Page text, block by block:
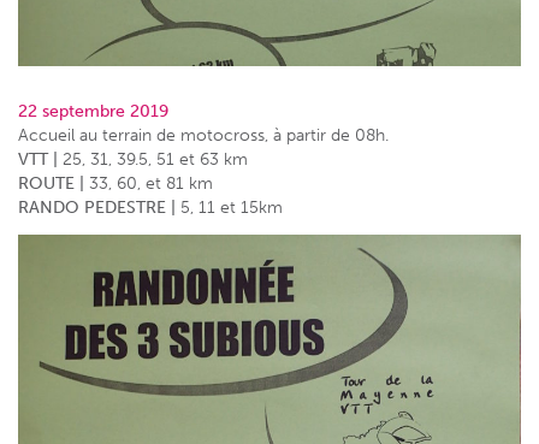
22 septembre 2019
Accueil au terrain de motocross, à partir de 08h.
VTT | 25, 31, 39.5, 51 et 63 km
ROUTE | 33, 60, et 81 km
RANDO PEDESTRE | 5, 11 et 15km